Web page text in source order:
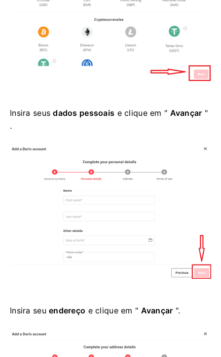
Insira seusdados pessoais e clique em " Avançar "
.
Insira seuendereço e clique em " Avançar ".